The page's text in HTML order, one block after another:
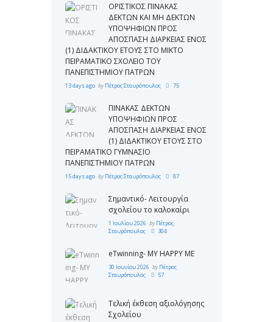
ΟΡΙΣΤΙΚΟΣ ΠΙΝΑΚΑΣ
ΔΕΚΤΩΝ ΚΑΙ ΜΗ ΔΕΚΤΩΝ
ΥΠΟΨΗΦΙΩΝ ΠΡΟΣ
ΑΠΟΣΠΑΣΗ ΔΙΑΡΚΕΙΑΣ ΕΝΟΣ
(1) ΔΙΔΑΚΤΙΚΟΥ ΕΤΟΥΣ ΣΤΟ ΜΙΚΤΟ
ΠΕΙΡΑΜΑΤΙΚΟ ΣΧΟΛΕΙΟ ΤΟΥ
ΠΑΝΕΠΙΣΤΗΜΙΟΥ ΠΑΤΡΩΝ
13 days ago byΠέτρος Σταυρόπουλος 75
ΠΙΝΑΚΑΣ ΔΕΚΤΩΝ
ΥΠΟΨΗΦΙΩΝ ΠΡΟΣ
ΑΠΟΣΠΑΣΗ ΔΙΑΡΚΕΙΑΣ ΕΝΟΣ
(1) ΔΙΔΑΚΤΙΚΟΥ ΕΤΟΥΣ ΣΤΟ
ΠΕΙΡΑΜΑΤΙΚΟ ΓΥΜΝΑΣΙΟ
ΠΑΝΕΠΙΣΤΗΜΙΟΥ ΠΑΤΡΩΝ
15 days ago byΠέτρος Σταυρόπουλος 87
Σημαντικό- Λειτουργία
σχολείου το καλοκαίρι
1 Ιουλίου 2026 byΠέτρος
Σταυρόπουλος
304
eTwinning- MY HAPPY ME
30 Ιουνίου 2026 byΠέτρος
Σταυρόπουλος
57
Τελική έκθεση αξιολόγησης
Σχολείου